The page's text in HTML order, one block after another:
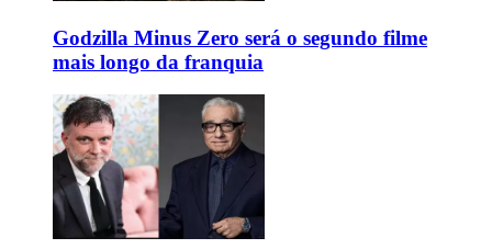
Godzilla Minus Zero será o segundo filme
mais longo da franquia